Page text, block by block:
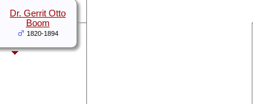
Dr. Gerrit Otto
Boom
1820-1894